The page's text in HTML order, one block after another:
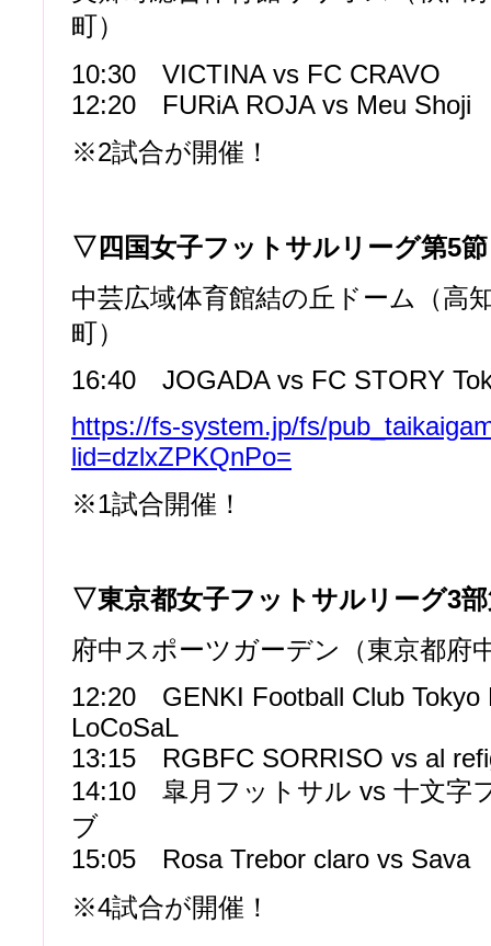
町）
10:30 VICTINA vs FC CRAVO
12:20 FURiA ROJA vs Meu Shoji
※2試合が開催！
▽四国女子フットサルリーグ第5節
中芸広域体育館結の丘ドーム（高
町）
16:40 JOGADA vs FC STORY
https://fs-system.jp/fs/
lid=dzlxZPKQnPo=
※1試合開催！
▽東京都女子フットサルリーグ3
府中スポーツガーデン（東京都府
12:20 GENKI Football Club Tokyo
LoCoSaL
13:15 RGBFC SORRISO vs al
14:10 皐月フットサル vs 十文字
ブ
15:05 Rosa Trebor claro vs Sava
※4試合が開催！